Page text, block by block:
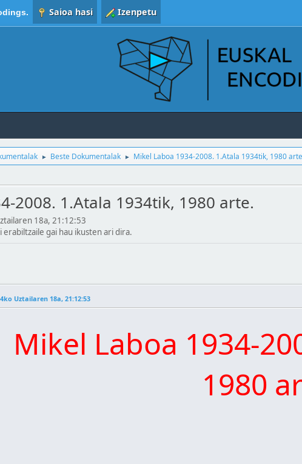
. Saioa hasi Izenpetu
► Beste Dokumentalak ► Mikel Laboa 1934-2008. 1.Atala 1934tik, 1980
2008. 1.Atala 1934tik, 1980 arte.
18a, 21:12:53
gai hau ikusten ari dira.
Uztailaren 18a, 21:12:53
Mikel Laboa 1934-
1980